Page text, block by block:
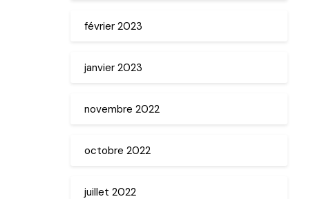
février 2023
janvier 2023
novembre 2022
octobre 2022
juillet 2022